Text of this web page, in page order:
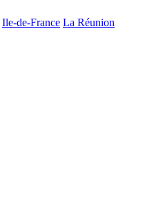
Ile-de-France La Réunion